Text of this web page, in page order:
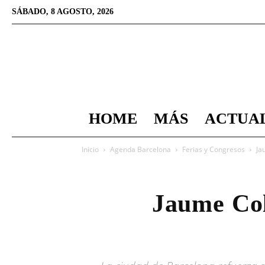
SÁBADO, 8 AGOSTO, 2026
HOME MÁS
Inicio Agenda Barcelona Ferias y Congresos
Jaume